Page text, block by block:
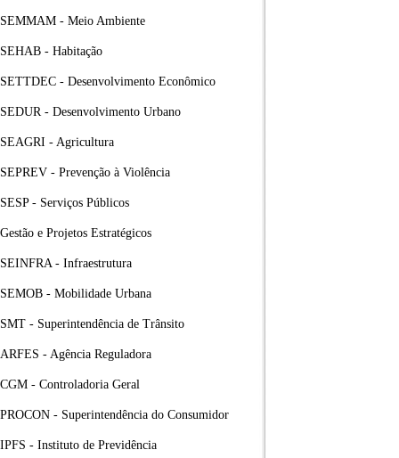
SEMMAM - Meio Ambiente
SEHAB - Habitação
SETTDEC - Desenvolvimento Econômico
SEDUR - Desenvolvimento Urbano
SEAGRI - Agricultura
SEPREV - Prevenção à Violência
SESP - Serviços Públicos
Gestão e Projetos Estratégicos
SEINFRA - Infraestrutura
SEMOB - Mobilidade Urbana
SMT - Superintendência de Trânsito
ARFES - Agência Reguladora
CGM - Controladoria Geral
PROCON - Superintendência do Consumidor
IPFS - Instituto de Previdência